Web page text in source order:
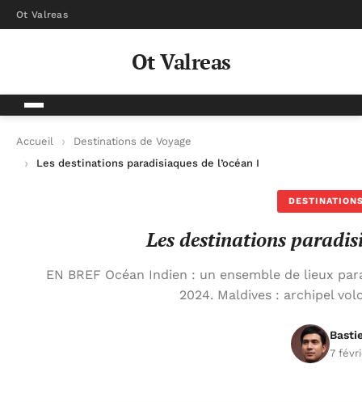
Ot Valreas
Ot Valreas
Accueil
Destinations de Voyage
Les destinations paradisiaques de l’océan Indien
Les destinations
EN BREF Océan Indien : un ensemble de lieux
2024. Maldives : archipel
7